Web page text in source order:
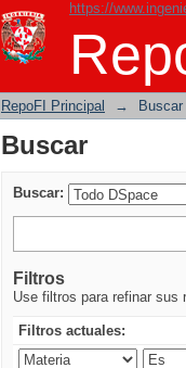
https://
Buscar
RepoFI Principal → Buscar
Buscar
Buscar:
Filtros
Use filtros para refinar sus
Filtros actuales: